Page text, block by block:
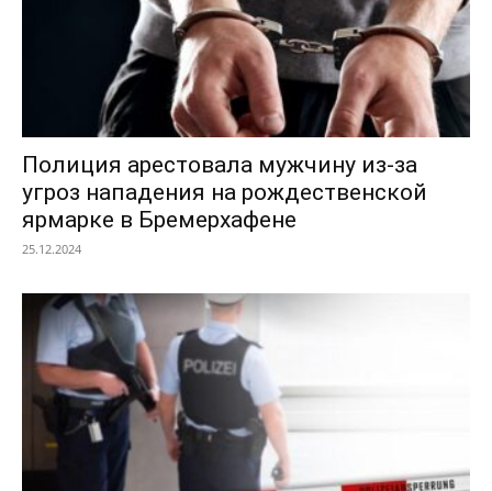
Полиция арестовала мужчину из-за
угроз нападения на рождественской
ярмарке в Бремерхафене
25.12.2024